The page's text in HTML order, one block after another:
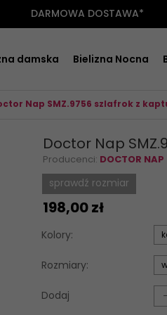
DARMOWA DOSTAWA*
damska Bielizna Nocna
Nap SMZ.9756 szlafrok z
Doctor Nap
Producenci: DOCTOR NAP
sprawdź rozmiar
198,00zł
Kolory:
Rozmiary:
Dodaj